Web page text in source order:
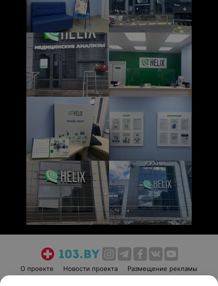
О проекте Новости проекта
Размещение рекламы